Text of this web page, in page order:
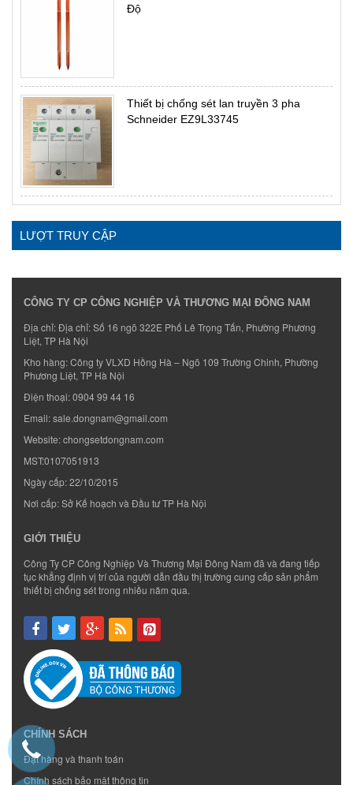
Độ
Thiết bị chống sét lan truyền 3 pha
Schneider EZ9L33745
LƯỢT TRUY CẬP
CÔNG TY CP CÔNG NGHIỆP VÀ THƯƠNG MẠI ĐÔNG NAM
Địa chỉ: Địa chỉ: Số 16 ngõ 322E Phố Lê Trọng Tấn, Phường Phương
Liệt, TP Hà Nội
Kho hàng: Công ty VLXD Hồng Hà – Ngõ 109 Trường Chinh, Phường
Phương Liệt, TP Hà Nội
Điện thoại:0904 99 44 16
Email:sale.dongnam@gmail.com
Website:chongsetdongnam.com
MST:0107051913
Ngày cấp: 22/10/2015
Nơi cấp: Sở Kế hoạch và Đầu tư TP Hà Nội
GIỚI THIỆU
Công Ty CP Công Nghiệp Và Thương Mại Đông Nam đã và đang tiếp
tục khẳng định vị trí của người dẫn đầu thị trường cung cấp sản phẩm
thiết bị chống sét trong nhiều năm qua.
CHÍNH SÁCH
Đặt hàng và thanh toán
Chính sách bảo mật thông tin